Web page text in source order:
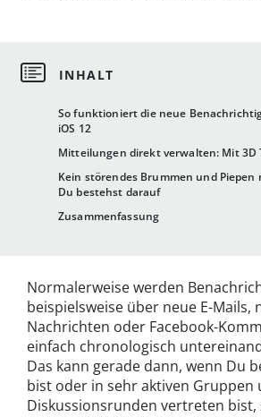
So funktioniert die neue
iOS 12
Mitteilungen direkt verwalten: Mit 3D
Kein störendes Brummen und Piepen
Du bestehst darauf
Zusammenfassung
Normalerweise werden
beispielsweise über neue E-Mails,
Nachrichten oder Facebook-
einfach chronologisch
Das kann gerade dann, wenn Du
bist oder in sehr aktiven Gruppen
Diskussionsrunden vertreten bist,